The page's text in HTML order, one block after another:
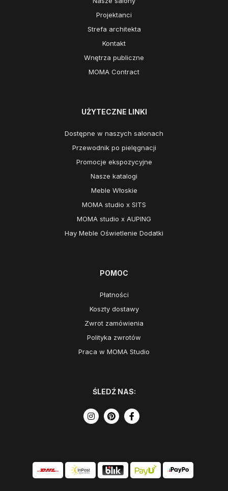
Projektanci
Strefa architekta
Kontakt
Wnętrza publiczne
MOMA Contract
UŻYTECZNE LINKI
Dostępne w naszych salonach
Przewodnik po pielęgnacji
Promocje ekspozycyjne
Nasze katalogi
Meble Włoskie
MOMA studio x SITS
MOMA studio x AUPING
Hay Meble Oświetlenie Dodatki
POMOC
Płatności
Koszty dostawy
Zwrot zamówienia
Polityka zwrotów
Praca w MOMA Studio
ŚLEDŹ NAS: